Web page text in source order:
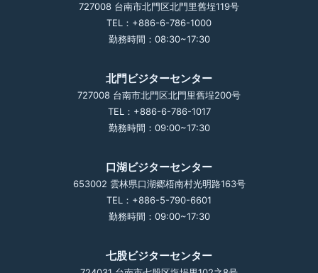
727008 台南市北門区北門里舊埕119号
TEL：+886-6-786-1000
勤務時間：08:30~17:30
北門ビジターセンター
727008 台南市北門区北門里舊埕200号
TEL：+886-6-786-1017
勤務時間：09:00~17:30
口湖ビジターセンター
653002 雲林県口湖郷梧南村光明路163号
TEL：+886-5-790-6601
勤務時間：09:00~17:30
七股ビジターセンター